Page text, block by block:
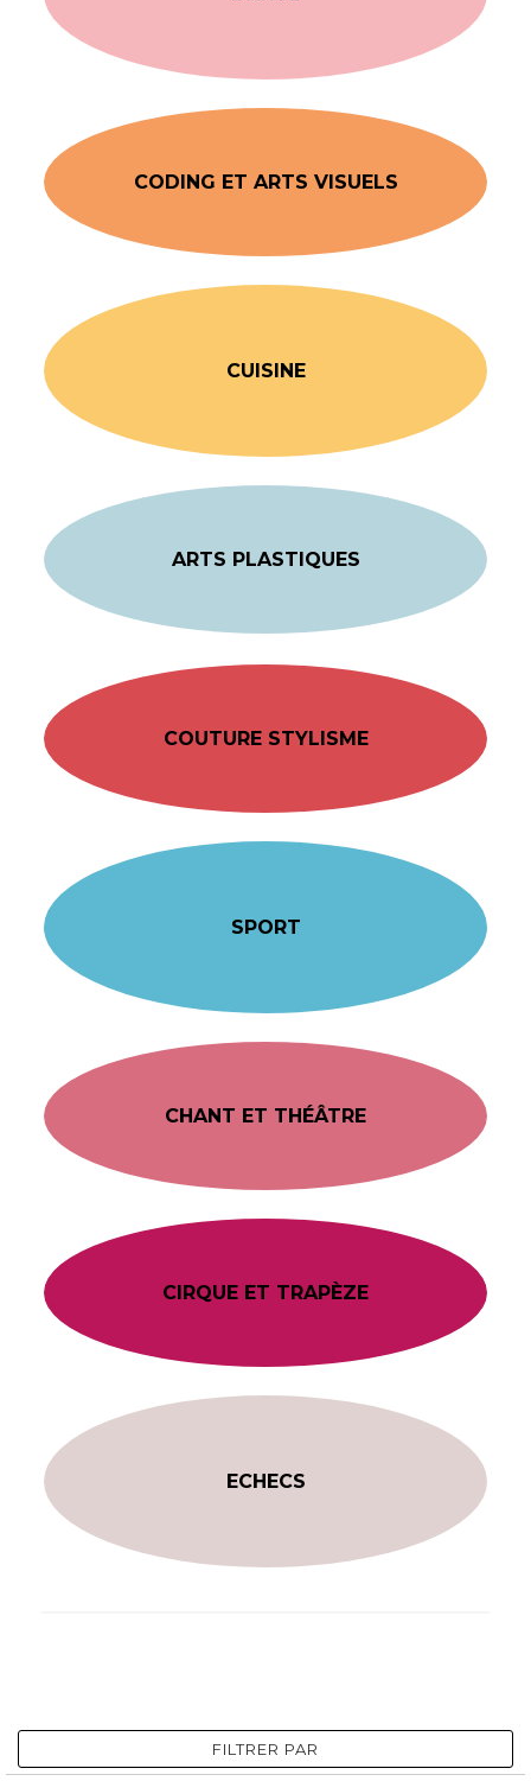
CODING ET ARTS VISUELS
CUISINE
ARTS PLASTIQUES
COUTURE STYLISME
SPORT
CHANT ET THÉÂTRE
CIRQUE ET TRAPÈZE
ECHECS
FILTRER PAR